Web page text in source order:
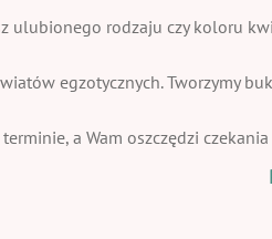
ulubionego rodzaju czy koloru
egzotycznych. Tworzymy
a Wam oszczędzi